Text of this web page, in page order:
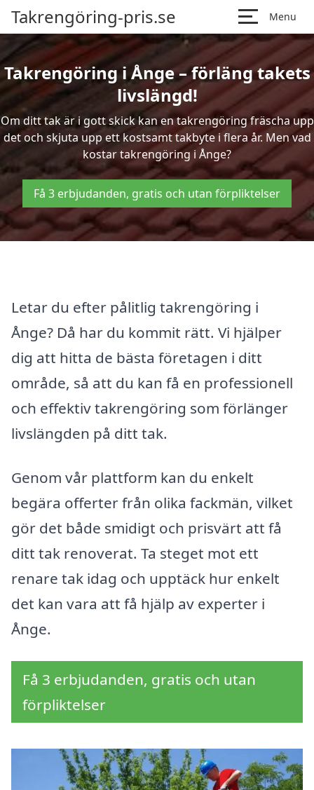
Takrengöring-pris.se Menu
Takrengöring i Ånge – förläng takets
livslängd!
Om ditt tak är i gott skick kan en takrengöring fräscha upp
det och skjuta upp ett kostsamt takbyte i flera år. Men vad
kostar takrengöring i Ånge?
Få 3 erbjudanden, gratis och utan förpliktelser
Letar du efter pålitlig takrengöring i
Ånge? Då har du kommit rätt. Vi hjälper
dig att hitta de bästa företagen i ditt
område, så att du kan få en professionell
och effektiv takrengöring som förlänger
livslängden på ditt tak.
Genom vår plattform kan du enkelt
begära offerter från olika fackmän, vilket
gör det både smidigt och prisvärt att få
ditt tak renoverat. Ta steget mot ett
renare tak idag och upptäck hur enkelt
det kan vara att få hjälp av experter i
Ånge.
Få 3 erbjudanden, gratis och utan
förpliktelser